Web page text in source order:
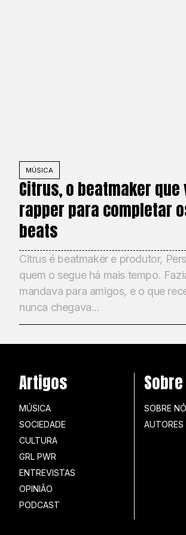
MÚSICA
Citrus, o beatmaker que
rapper para completar
beats
Citrus é beatmaker e produtor,
quem o segue há mais tempo.
mandava para amigos, e o que
nunca chegava...
Artigos
MÚSICA
SOCIEDADE
CULTURA
GRL PWR
ENTREVISTAS
OPINIÃO
PODCAST
Sobre
SOBRE
AUTORES